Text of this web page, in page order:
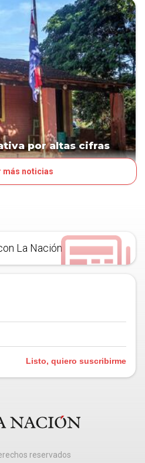
por altas cifras
más noticias
La Nación
Listo, quiero suscribirme
reservados